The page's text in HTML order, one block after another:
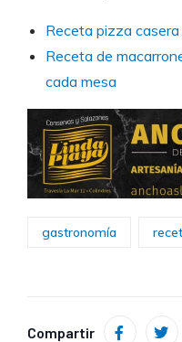
Receta pizza casera
Receta de
cada mesa
gastronomía
Compartir